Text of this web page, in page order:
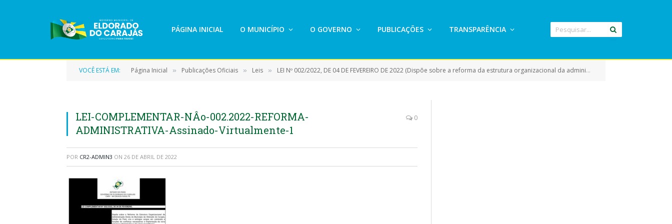
PÁGINA INICIAL O MUNICÍPIO O GOVERNO PUBLICAÇÕES TRANSPARÊNCIA
VOCÊ ESTÁ EM: Página Inicial » Publicações Oficiais » Leis » LEI Nº 002/2022, DE 04 DE FEVEREIRO DE 2022 (Dispõe sobre a reforma da estrutura organizacional da administração direta do Município de Eldorado do Carajás, Estado do Pará)
LEI-COMPLEMENTAR-NÂo-002.2022-REFORMA-
ADMINISTRATIVA-Assinado-Virtualmente-1
0
POR CR2-ADMIN3 ON 26 DE ABRIL DE 2022